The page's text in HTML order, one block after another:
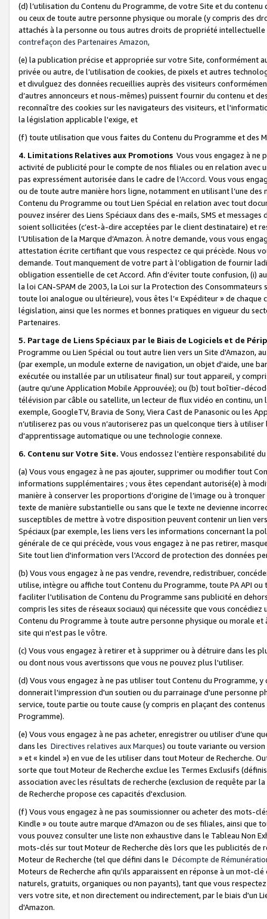
(d) l’utilisation du Contenu du Programme, de votre Site et du
ou ceux de toute autre personne physique ou morale (y compris des
attachés à la personne ou tous autres droits de propriété
contrefaçon des Partenaires Amazon,
(e) la publication précise et appropriée sur votre Site, conformément
privée ou autre, de l’utilisation de cookies, de pixels et autres
et divulguez des données recueillies auprès des visiteurs
d’autres annonceurs et nous-mêmes) puissent fournir du contenu et
reconnaître des cookies sur les navigateurs des visiteurs, et
la législation applicable l'exige, et
(f) toute utilisation que vous faites du Contenu du Programme et des
4. Limitations Relatives aux Promotions Vous vous engagez à ne
activité de publicité pour le compte de nos filiales ou en relation avec
pas expressément autorisée dans le cadre de l’Accord. Vous vous
ou de toute autre manière hors ligne, notamment en utilisant l’une
Contenu du Programme ou tout Lien Spécial en relation avec tout
pouvez insérer des Liens Spéciaux dans des e-mails, SMS et
soient sollicitées (c’est-à-dire acceptées par le client destinataire) et
l’Utilisation de la Marque d’Amazon. À notre demande, vous vous
attestation écrite certifiant que vous respectez ce qui précède. Nous
demande. Tout manquement de votre part à l’obligation de fournir
obligation essentielle de cet Accord. Afin d’éviter toute confusion, (i)
la loi CAN-SPAM de 2003, la Loi sur la Protection des
toute loi analogue ou ultérieure), vous êtes l’« Expéditeur » de
législation, ainsi que les normes et bonnes pratiques en vigueur du
Partenaires.
5. Partage de Liens Spéciaux par le Biais de Logiciels et de
Programme ou Lien Spécial ou tout autre lien vers un Site d'Amazon,
(par exemple, un module externe de navigation, un objet d'aide, une
exécutée ou installée par un utilisateur final) sur tout appareil, y
(autre qu'une Application Mobile Approuvée); ou (b) tout boîtier-
télévision par câble ou satellite, un lecteur de flux vidéo en continu,
exemple, GoogleTV, Bravia de Sony, Viera Cast de Panasonic ou les
n’utiliserez pas ou vous n’autoriserez pas un quelconque tiers à
d'apprentissage automatique ou une technologie connexe.
6. Contenu sur Votre Site. Vous endossez l'entière responsabilité
(a) Vous vous engagez à ne pas ajouter, supprimer ou modifier tout
informations supplémentaires ; vous êtes cependant autorisé(e) à
manière à conserver les proportions d’origine de l’image ou à
texte de manière substantielle ou sans que le texte ne devienne
susceptibles de mettre à votre disposition peuvent contenir un lien
Spéciaux (par exemple, les liens vers les informations concernant la
générale de ce qui précède, vous vous engagez à ne pas retirer,
Site tout lien d'information vers l'Accord de protection des données
(b) Vous vous engagez à ne pas vendre, revendre, redistribuer,
utilise, intègre ou affiche tout Contenu du Programme, toute PA API
faciliter l'utilisation de Contenu du Programme sans publicité en
compris les sites de réseaux sociaux) qui nécessite que vous
Contenu du Programme à toute autre personne physique ou morale
site qui n'est pas le vôtre.
(c) Vous vous engagez à retirer et à supprimer ou à détruire dans les
ou dont nous vous avertissons que vous ne pouvez plus l'utiliser.
(d) Vous vous engagez à ne pas utiliser tout Contenu du Programme,
donnerait l'impression d'un soutien ou du parrainage d'une personne
service, toute partie ou toute cause (y compris en plaçant des
Programme).
(e) Vous vous engagez à ne pas acheter, enregistrer ou utiliser d’une
dans les Directives relatives aux Marques) ou toute variante ou
» et « kindel ») en vue de les utiliser dans tout Moteur de Recherche.
sorte que tout Moteur de Recherche exclue les Termes Exclusifs
association avec les résultats de recherche (exclusion de requête
de Recherche propose ces capacités d'exclusion.
(f) Vous vous engagez à ne pas soumissionner ou acheter des mots-
Kindle » ou toute autre marque d'Amazon ou de ses filiales, ainsi que
vous pouvez consulter une liste non exhaustive dans le Tableau Non
mots-clés sur tout Moteur de Recherche dès lors que les publicités de
Moteur de Recherche (tel que défini dans le Décompte de
Moteurs de Recherche afin qu'ils apparaissent en réponse à un mot-
naturels, gratuits, organiques ou non payants), tant que vous
vers votre site, et non directement ou indirectement, par le biais d'un
d'Amazon.